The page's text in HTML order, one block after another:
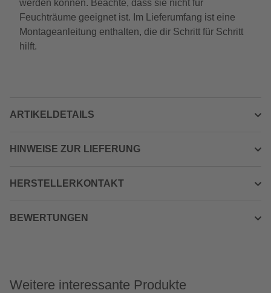
werden können. Beachte, dass sie nicht für
Feuchträume geeignet ist. Im Lieferumfang ist eine
Montageanleitung enthalten, die dir Schritt für Schritt
hilft.
ARTIKELDETAILS
HINWEISE ZUR LIEFERUNG
HERSTELLERKONTAKT
BEWERTUNGEN
Weitere interessante Produkte